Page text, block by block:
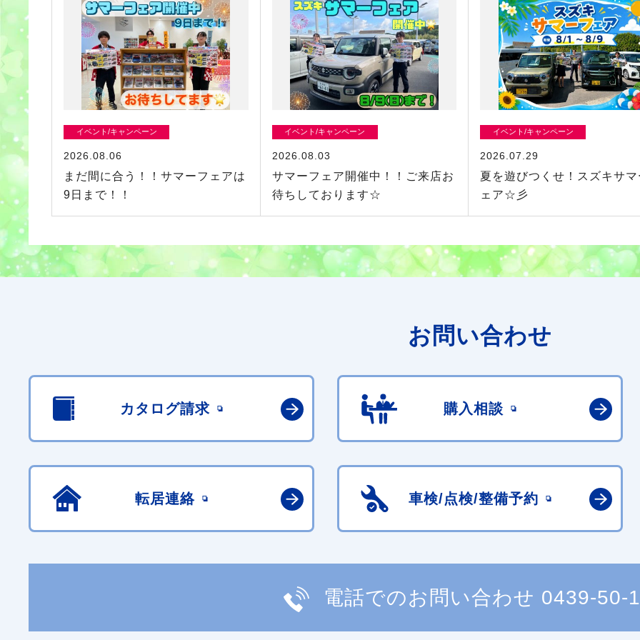
イベント/キャンペーン
2026.08.06
まだ間に合う！！サマーフェアは
9日まで！！
イベント/キャンペーン
2026.08.03
サマーフェア開催中！！ご来店お
待ちしております☆
イベント/キャンペーン
2026.07.29
夏を遊びつくせ！スズキサ
ェア☆彡
お問い合わせ
カタログ請求 購入相談
転居連絡 車検/点検/整備予約
電話でのお問い合わせ 0439-50-